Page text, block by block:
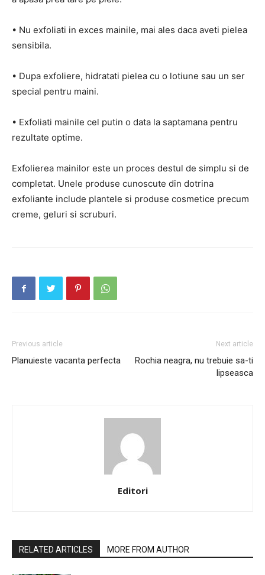
• Nu exfoliati in exces mainile, mai ales daca aveti pielea
sensibila.
• Dupa exfoliere, hidratati pielea cu o lotiune sau un ser
special pentru maini.
• Exfoliati mainile cel putin o data la saptamana pentru
rezultate optime.
Exfolierea mainilor este un proces destul de simplu si de
completat. Unele produse cunoscute din dotrina
exfoliante include plantele si produse cosmetice precum
creme, geluri si scruburi.
Previous article
Planuieste vacanta perfecta
Next article
Rochia neagra, nu trebuie sa-ti
lipseasca
Editori
RELATED ARTICLES MORE FROM AUTHOR